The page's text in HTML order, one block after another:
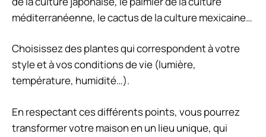
méditerranéenne, le cactus de la culture mexicaine…
Choisissez des plantes qui correspondent à votre
style et à vos conditions de vie (lumière,
température, humidité…).
En respectant ces différents points, vous pourrez
transformer votre maison en un lieu unique, qui